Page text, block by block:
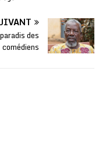
des
comédiens